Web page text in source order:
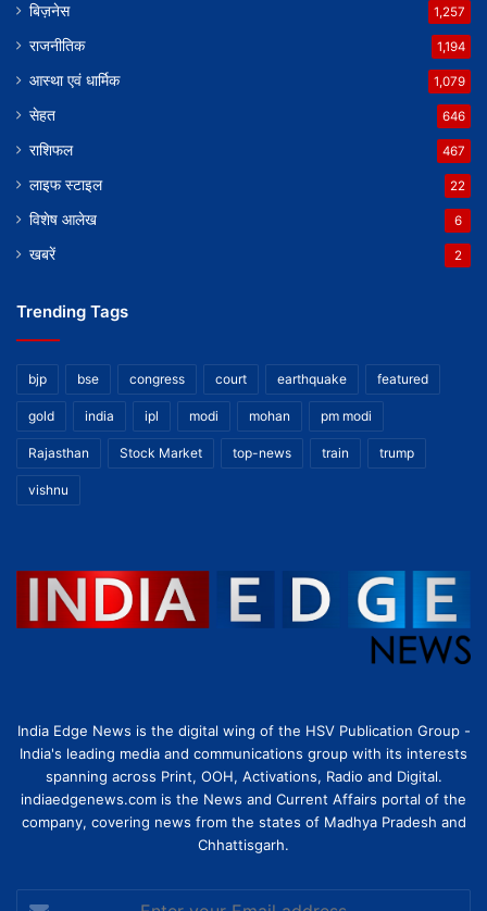
बिज़नेस 1,257
राजनीतिक 1,194
आस्था एवं धार्मिक 1,079
सेहत 646
राशिफल 467
लाइफ स्टाइल 22
विशेष आलेख 6
खबरें 2
Trending Tags
bjp bse congress court earthquake featured
gold india ipl modi mohan pm modi
Rajasthan Stock Market top-news train trump
vishnu
India Edge News is the digital wing of the HSV Publication Group -
India's leading media and communications group with its interests
spanning across Print, OOH, Activations, Radio and Digital.
indiaedgenews.com is the News and Current Affairs portal of the
company, covering news from the states of Madhya Pradesh and
Chhattisgarh.